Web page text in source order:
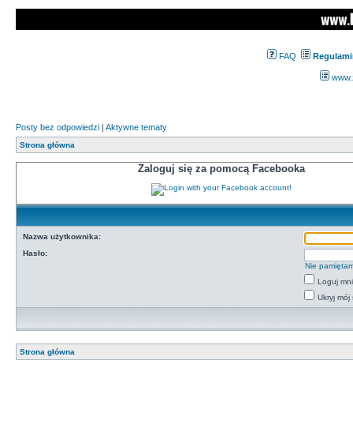
FAQ
Posty bez odpowiedzi | Aktywne tematy
Strona główna
Zaloguj się za pomocą Facebooka
Nazwa użytkownika:
Hasło:
Nie
Loguj
Ukryj mój
Strona główna